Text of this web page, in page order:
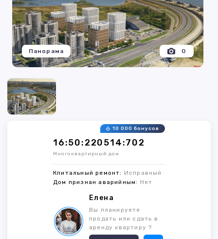
0
Панорама
16:50:220514:702
10 000 бонусов
Многоквартирный дом
Кпитальный ремонт: Исправный
Дом признан аварийным: Нет
Елена
Вы планируете
продать или сдать в
аренду квартиру ?